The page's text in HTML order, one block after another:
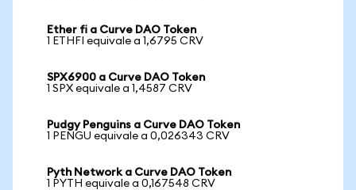
Ether fi a Curve DAO Token
1 ETHFI equivale a 1,6795 CRV
SPX6900 a Curve DAO Token
1 SPX equivale a 1,4587 CRV
Pudgy Penguins a Curve DAO Token
1 PENGU equivale a 0,026343 CRV
Pyth Network a Curve DAO Token
1 PYTH equivale a 0,167548 CRV